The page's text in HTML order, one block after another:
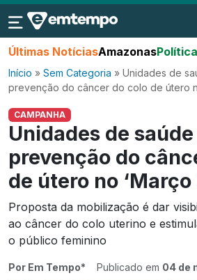
Últimas NotíciasAmazonasPolítica
Início » Sem Categoria » Unidades de
prevenção do câncer do colo de útero
CAMPANHA
Unidades de
prevenção do
de útero no ‘Março
Proposta da mobilização é dar
ao câncer do colo uterino e
o público feminino
Por Em Tempo* Publicado em 04 de